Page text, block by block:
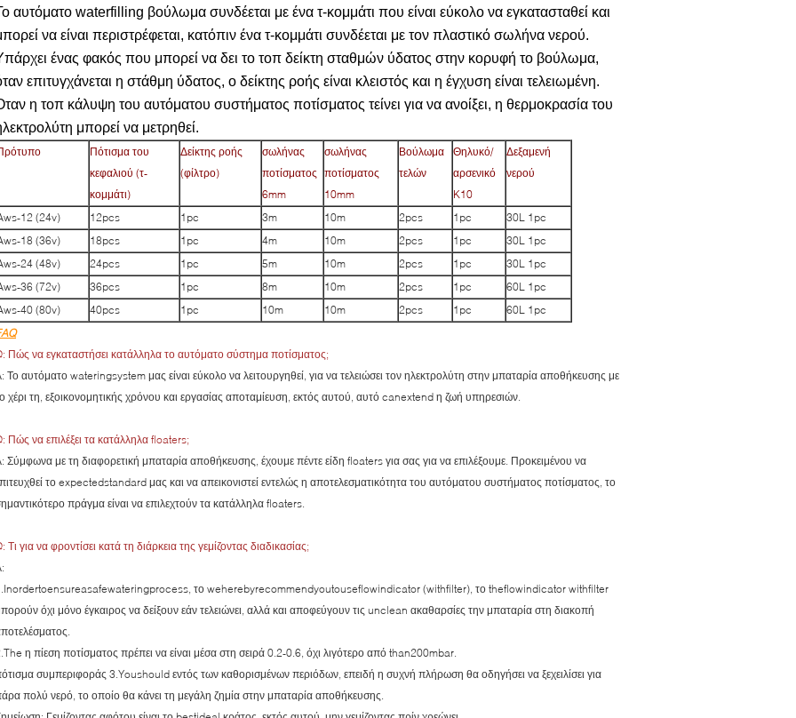
αυτόματο waterfilling βούλωμα συνδέεται με ένα τ-κομμάτι που είναι εύκολο να εγκατασταθεί και
να είναι περιστρέφεται, κατόπιν ένα τ-κομμάτι συνδέεται με τον πλαστικό σωλήνα νερού.
ένας φακός που μπορεί να δει το τοπ δείκτη σταθμών ύδατος στην κορυφή το βούλωμα,
επιτυγχάνεται η στάθμη ύδατος, ο δείκτης ροής είναι κλειστός και η έγχυση είναι τελειωμένη.
η τοπ κάλυψη του αυτόματου συστήματος ποτίσματος τείνει για να ανοίξει, η θερμοκρασία του
μπορεί να μετρηθεί.
Πότισμα του
κεφαλιού (τ-
κομμάτι)
Δείκτης ροής
(φίλτρο)
σωλήνας
ποτίσματος
6mm
σωλήνας
ποτίσματος
10mm
Βούλωμα
τελών
Θηλυκό/
αρσενικό
K10
Δεξαμενή
νερού
12 (24v) 12pcs 1pc 3m 10m 2pcs 1pc
30L 1pc
18 (36v)
18pcs 1pc 4m 10m 2pcs 1pc
30L 1pc
24 (48v)
24pcs 1pc 5m 10m 2pcs 1pc
30L 1pc
36 (72v)
36pcs 1pc 8m 10m 2pcs 1pc
60L 1pc
40 (80v)
40pcs 1pc 10m 10m 2pcs 1pc
60L 1pc
Πώς να εγκαταστήσει κατάλληλα το αυτόματο σύστημα ποτίσματος;
Το αυτόματο wateringsystem μας είναι εύκολο να λειτουργηθεί, για να τελειώσει τον ηλεκτρολύτη στην μπαταρία αποθήκευσης με
χέρι τη, εξοικονομητικής χρόνου και εργασίας αποταμίευση, εκτός αυτού, αυτό canextend η ζωή υπηρεσιών.
Πώς να επιλέξει τα κατάλληλα floaters;
Σύμφωνα με τη διαφορετική μπαταρία αποθήκευσης, έχουμε πέντε είδη floaters για σας για να επιλέξουμε. Προκειμένου να
το expectedstandard μας και να απεικονιστεί εντελώς η αποτελεσματικότητα του αυτόματου συστήματος ποτίσματος, το
πράγμα είναι να επιλεχτούν τα κατάλληλα floaters.
Τι για να φροντίσει κατά τη διάρκεια της γεμίζοντας διαδικασίας;
το weherebyrecommendyoutouseflowindicator (withfilter), το theflowindicator withfilter
όχι μόνο έγκαιρος να δείξουν εάν τελειώνει, αλλά και αποφεύγουν τις unclean ακαθαρσίες την μπαταρία στη διακοπή
η πίεση ποτίσματος πρέπει να είναι μέσα στη σειρά 0.2-0.6, όχι λιγότερο από than200mbar.
συμπεριφοράς 3.Youshould εντός των καθορισμένων περιόδων, επειδή η συχνή πλήρωση θα οδηγήσει να ξεχειλίσει για
πολύ νερό, το οποίο θα κάνει τη μεγάλη ζημία στην μπαταρία αποθήκευσης.